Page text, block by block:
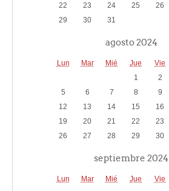
22
23 24 25 26
29
30 31
agosto 2024
Lun Mar Mié Jue Vie
1
2
5
6 7 8 9
12
13 14 15 16
19
20 21 22 23
26
27 28 29 30
septiembre 2024
Lun Mar Mié Jue Vie